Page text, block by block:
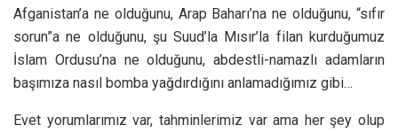
Afganistan’a ne olduğunu, Arap Baharı’na ne olduğunu, “sıfır
sorun”a ne olduğunu, şu Suud’la Mısır’la filan kurduğumuz
İslam Ordusu’na ne olduğunu, abdestli-namazlı adamların
başımıza nasıl bomba yağdırdığını anlamadığımız gibi…
Evet yorumlarımız var, tahminlerimiz var ama her şey olup